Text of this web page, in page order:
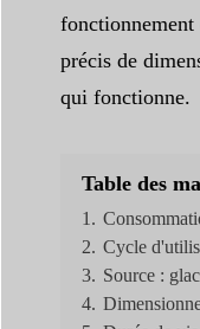
fonctionnement
précis de
qui fonctionne.
Table des
1.
2. Cycle
3. Source :
4.